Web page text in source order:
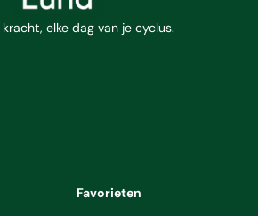
elke dag van je cyclus.
Favorieten